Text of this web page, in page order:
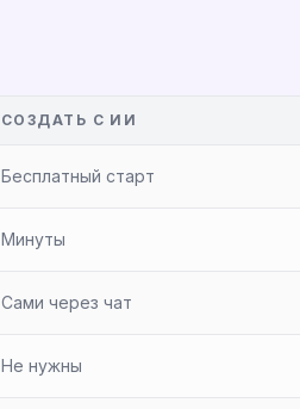
СОЗДАТЬ С ИИ
Бесплатный старт
Минуты
Сами через чат
Не нужны